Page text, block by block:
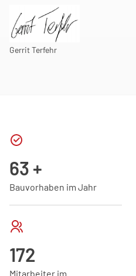
Gerrit Terfehr
70 +
Bauvorhaben im Jahr
190
Mitarbeiter im